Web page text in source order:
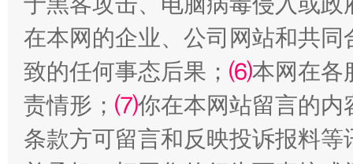
扯下公款旅游的“隐身衣” 如何以
在本网的企业、公司网站和共
致的任何事态后果； ⑹本网在各
责情形； ⑺你在本网站留言的内
条款方可留言和反映投诉报料